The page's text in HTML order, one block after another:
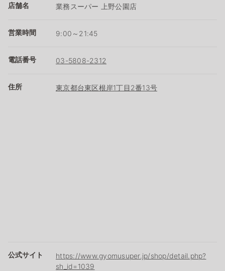
店舗名 業務スーパー 上野公園店
営業時間 9:00～21:45
電話番号 03-5808-2312
住所 東京都台東区根岸1丁目2番13号
公式サイト
https://www.gyomusuper.jp/shop/detail.php?
sh_id=1039